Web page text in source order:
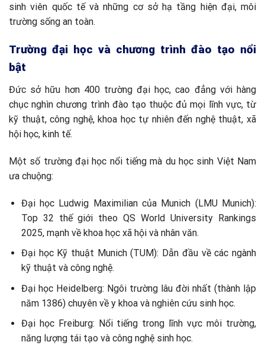
sinh viên quốc tế và những cơ sở hạ tầng hiện đại, môi
trường sống an toàn.
Trường đại học và chương trình đào tạo nổi
bật
Đức sở hữu hơn 400 trường đại học, cao đẳng với hàng
chục nghìn chương trình đào tạo thuộc đủ mọi lĩnh vực, từ
kỹ thuật, công nghệ, khoa học tự nhiên đến nghệ thuật, xã
hội học, kinh tế.
Một số trường đại học nổi tiếng mà du học sinh Việt Nam
ưa chuộng:
Đại học Ludwig Maximilian của Munich (LMU Munich):
Top 32 thế giới theo QS World University Rankings
2025, mạnh về khoa học xã hội và nhân văn.
Đại học Kỹ thuật Munich (TUM): Dẫn đầu về các ngành
kỹ thuật và công nghệ.
Đại học Heidelberg: Ngôi trường lâu đời nhất (thành lập
năm 1386) chuyên về y khoa và nghiên cứu sinh học.
Đại học Freiburg: Nổi tiếng trong lĩnh vực môi trường,
năng lượng tái tạo và công nghệ sinh học.